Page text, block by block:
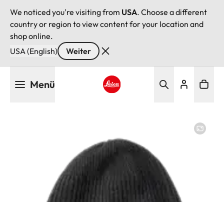
We noticed you're visiting from USA. Choose a different
country or region to view content for your location and
shop online.
USA (English)
Weiter
Menü